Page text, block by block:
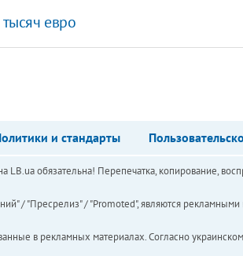
евро
и стандарты
обязательна! Перепечатка, копирование,
/ "Пресрелиз" / "Promoted", являются рекламными
в рекламных материалах. Согласно